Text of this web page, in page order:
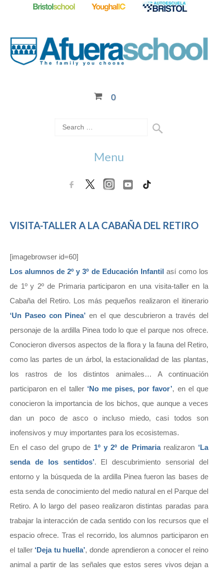
0
Menu
VISITA-TALLER A LA CABAÑA DEL RETIRO
[imagebrowser id=60]
Los alumnos de 2º y 3º de Educación Infantil así como los
de 1º y 2º de Primaria participaron en una visita-taller en la
Cabaña del Retiro. Los más pequeños realizaron el itinerario
‘Un Paseo con Pinea’ en el que descubrieron a través del
personaje de la ardilla Pinea todo lo que el parque nos ofrece.
Conocieron diversos aspectos de la flora y la fauna del Retiro,
como las partes de un árbol, la estacionalidad de las plantas,
los rastros de los distintos animales… A continuación
participaron en el taller ‘No me pises, por favor’, en el que
conocieron la importancia de los bichos, que aunque a veces
dan un poco de asco o incluso miedo, casi todos son
inofensivos y muy importantes para los ecosistemas.
En el caso del grupo de 1º y 2º de Primariarealizaron ‘La
senda de los sentidos’. El descubrimiento sensorial del
entorno y la búsqueda de la ardilla Pinea fueron las bases de
esta senda de conocimiento del medio natural en el Parque del
Retiro. A lo largo del paseo realizaron distintas paradas para
trabajar la interacción de cada sentido con los recursos que el
espacio ofrece. Tras el recorrido, los alumnos participaron en
el taller‘Deja tu huella’, donde aprendieron a conocer el reino
animal a partir de las señales que estos seres vivos dejan a